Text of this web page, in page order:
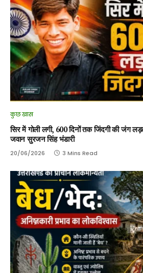
कुछ खास
सिर में गोली लगी, 600 दिनों तक जिंदगी की जंग
जवान सुरजन सिंह भंडारी
20/06/2026 3 Mins Read